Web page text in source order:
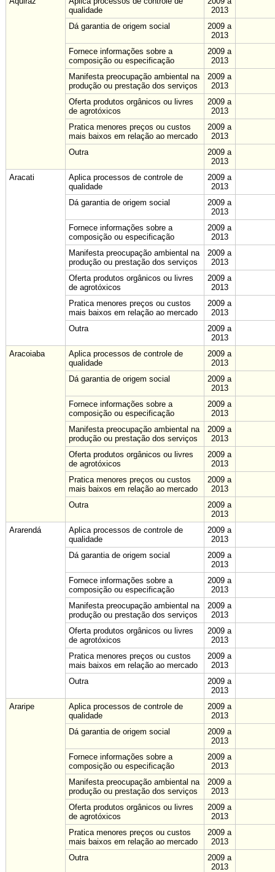
qualidade
2013
Dá garantia de origem social
2009 a
2013
Fornece informações sobre a
composição ou especificação
2009 a
2013
Manifesta preocupação ambiental na
produção ou prestação dos serviços
2009 a
2013
Oferta produtos orgânicos ou livres
de agrotóxicos
2009 a
2013
Pratica menores preços ou custos
mais baixos em relação ao mercado
2009 a
2013
Outra
2009 a
2013
Aracati
Aplica processos de controle de
qualidade
2009 a
2013
Dá garantia de origem social
2009 a
2013
Fornece informações sobre a
composição ou especificação
2009 a
2013
Manifesta preocupação ambiental na
produção ou prestação dos serviços
2009 a
2013
Oferta produtos orgânicos ou livres
de agrotóxicos
2009 a
2013
Pratica menores preços ou custos
mais baixos em relação ao mercado
2009 a
2013
Outra
2009 a
2013
Aracoiaba
Aplica processos de controle de
qualidade
2009 a
2013
Dá garantia de origem social
2009 a
2013
Fornece informações sobre a
composição ou especificação
2009 a
2013
Manifesta preocupação ambiental na
produção ou prestação dos serviços
2009 a
2013
Oferta produtos orgânicos ou livres
de agrotóxicos
2009 a
2013
Pratica menores preços ou custos
mais baixos em relação ao mercado
2009 a
2013
Outra
2009 a
2013
Ararendá
Aplica processos de controle de
qualidade
2009 a
2013
Dá garantia de origem social
2009 a
2013
Fornece informações sobre a
composição ou especificação
2009 a
2013
Manifesta preocupação ambiental na
produção ou prestação dos serviços
2009 a
2013
Oferta produtos orgânicos ou livres
de agrotóxicos
2009 a
2013
Pratica menores preços ou custos
mais baixos em relação ao mercado
2009 a
2013
Outra
2009 a
2013
Araripe
Aplica processos de controle de
qualidade
2009 a
2013
Dá garantia de origem social
2009 a
2013
Fornece informações sobre a
composição ou especificação
2009 a
2013
Manifesta preocupação ambiental na
produção ou prestação dos serviços
2009 a
2013
Oferta produtos orgânicos ou livres
de agrotóxicos
2009 a
2013
Pratica menores preços ou custos
mais baixos em relação ao mercado
2009 a
2013
Outra
2009 a
2013